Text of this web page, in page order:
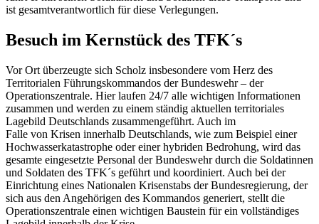
ist gesamtverantwortlich für diese Verlegungen.
Besuch im Kernstück des TFK´s
Vor Ort überzeugte sich Scholz insbesondere vom Herz des
Territorialen Führungskommandos der Bundeswehr – der
Operationszentrale. Hier laufen 24/7 alle wichtigen Informationen
zusammen und werden zu einem ständig aktuellen territoriales
Lagebild Deutschlands zusammengeführt. Auch im
Falle von Krisen innerhalb Deutschlands, wie zum Beispiel einer
Hochwasserkatastrophe oder einer hybriden Bedrohung, wird das
gesamte eingesetzte Personal der Bundeswehr durch die Soldatinnen
und Soldaten des TFK´s geführt und koordiniert. Auch bei der
Einrichtung eines Nationalen Krisenstabs der Bundesregierung, der
sich aus den Angehörigen des Kommandos generiert, stellt die
Operationszentrale einen wichtigen Baustein für ein vollständiges